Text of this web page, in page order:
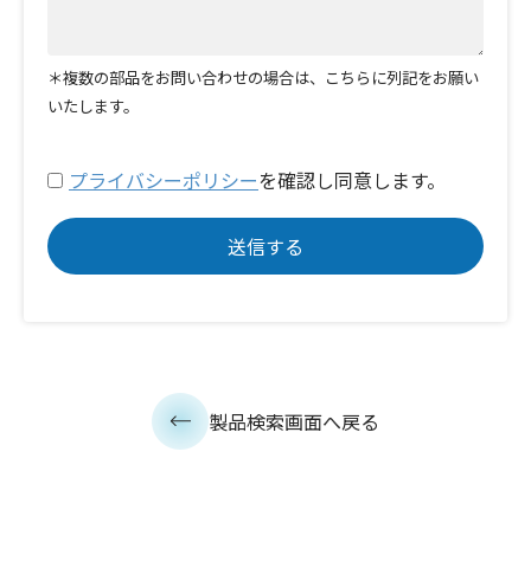
＊複数の部品をお問い合わせの場合は、こちらに列記をお願い
いたします。
プライバシーポリシーを確認し同意します。
製品検索画面へ戻る